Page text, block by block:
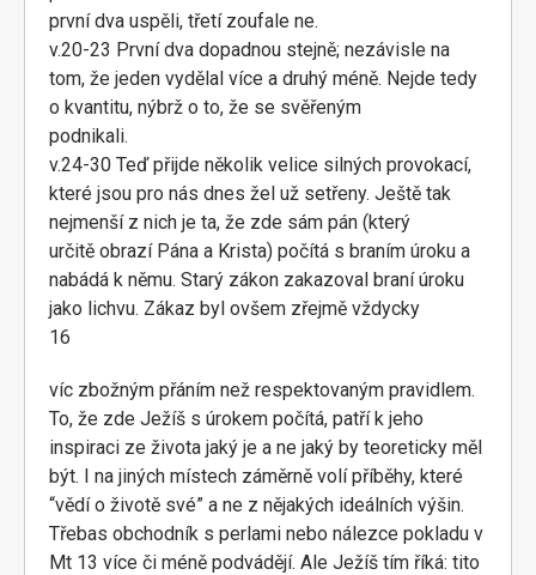
první dva uspěli, třetí zoufale ne.
v.20-23 První dva dopadnou stejně; nezávisle na
tom, že jeden vydělal více a druhý méně. Nejde tedy
o kvantitu, nýbrž o to, že se svěřeným
podnikali.
v.24-30 Teď přijde několik velice silných provokací,
které jsou pro nás dnes žel už setřeny. Ještě tak
nejmenší z nich je ta, že zde sám pán (který
určitě obrazí Pána a Krista) počítá s braním úroku a
nabádá k němu. Starý zákon zakazoval braní úroku
jako lichvu. Zákaz byl ovšem zřejmě vždycky
16
víc zbožným přáním než respektovaným pravidlem.
To, že zde Ježíš s úrokem počítá, patří k jeho
inspiraci ze života jaký je a ne jaký by teoreticky měl
být. I na jiných místech záměrně volí příběhy, které
“vědí o životě své” a ne z nějakých ideálních výšin.
Třebas obchodník s perlami nebo nálezce pokladu v
Mt 13 více či méně podvádějí. Ale Ježíš tím říká: tito